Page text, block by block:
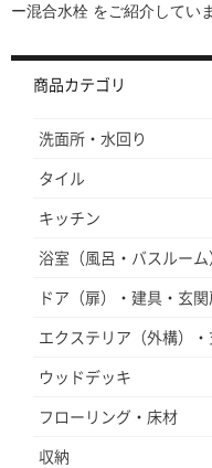
ー混合水栓 をご紹介してい
商品カテゴリ
洗面所・水回り
タイル
キッチン
浴室（風呂・バスルー
ドア（扉）・建具・玄関
エクステリア（外構）
ウッドデッキ
フローリング・床材
収納